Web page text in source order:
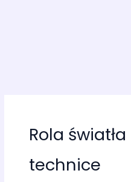
Rola
technice